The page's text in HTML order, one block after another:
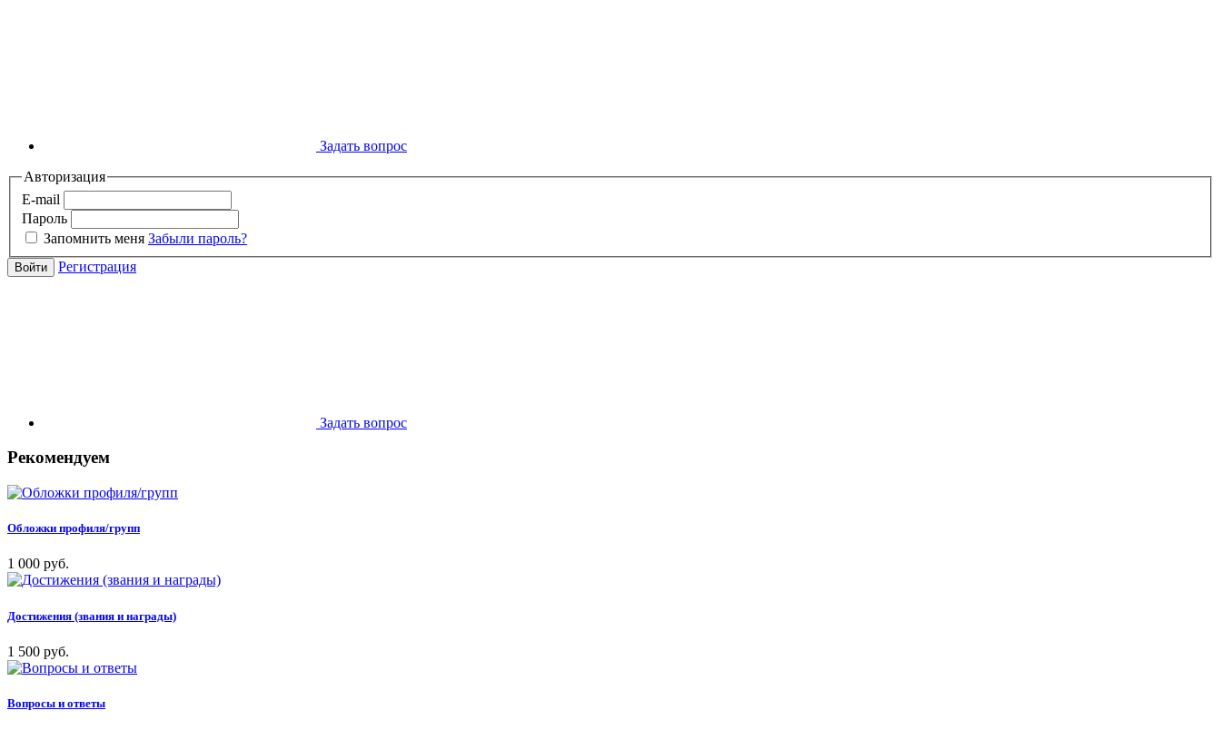
Задать вопрос
Авторизация
E-mail
Пароль
Запомнить меня Забыли пароль?
Войти Регистрация
Задать вопрос
Рекомендуем
Обложки профиля/групп
1 000 руб.
Достижения (звания и награды)
1 500 руб.
Вопросы и ответы